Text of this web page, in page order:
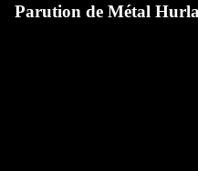
Parution de Métal